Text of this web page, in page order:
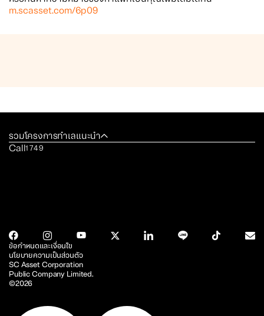
m.scasset.com/6p09
รวมโครงการทำเลแนะนำ
Call1749
SC Asset Corporation
Public Company Limited.
©2026
ข้อกำหนดและเงื่อนไข
นโยบายความเป็นส่วนตัว